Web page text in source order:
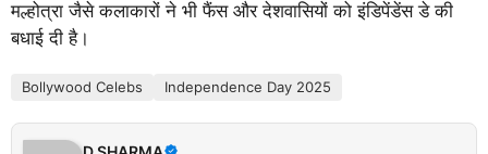
मल्होत्रा जैसे कलाकारों ने भी फैंस और देशवासियों को इंडिपेंडेंस डे की
बधाई दी है।
Bollywood Celebs Independence Day 2025